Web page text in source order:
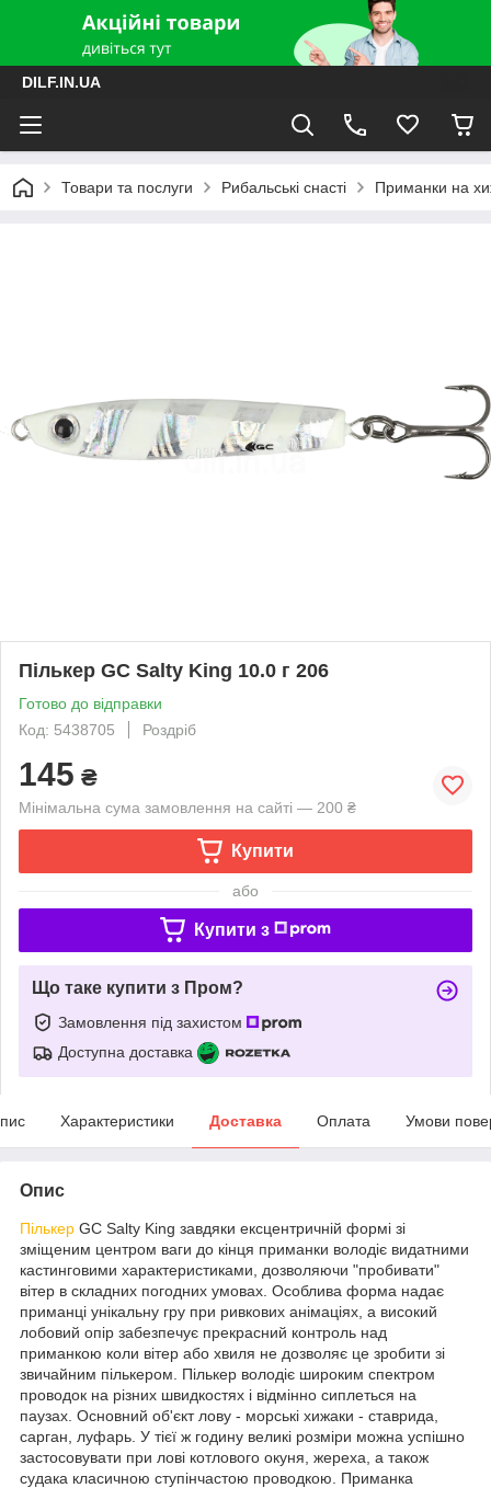
DILF.IN.UA
Товари та послуги Рибальські снасті Приманки на
Пількер GC Salty King 10.0 г 206
Готово до відправки
Код: 5438705
Роздріб
145 ₴
Мінімальна сума замовлення на сайті — 200 ₴
Купити
або
Купити з
Що таке купити з Пром?
Замовлення під захистом
Доступна доставка
Характеристики Доставка Оплата Умови
Опис
Пількер GC Salty King завдяки ексцентричній формі зі
зміщеним центром ваги до кінця приманки володіє видатними
кастинговими характеристиками, дозволяючи "пробивати"
вітер в складних погодних умовах. Особлива форма надає
приманці унікальну гру при ривкових анімаціях, а високий
лобовий опір забезпечує прекрасний контроль над
приманкою коли вітер або хвиля не дозволяє це зробити зі
звичайним пількером. Пількер володіє широким спектром
проводок на різних швидкостях і відмінно сиплеться на
паузах. Основний об'єкт лову - морські хижаки - ставрида,
сарган, луфарь. У тієї ж годину великі розміри можна успішно
застосовувати при лові котлового окуня, жереха, а також
судака класичною ступінчастою проводкою. Приманка